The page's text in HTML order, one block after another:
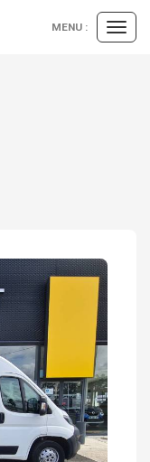
Ouvrir
le
MENU :